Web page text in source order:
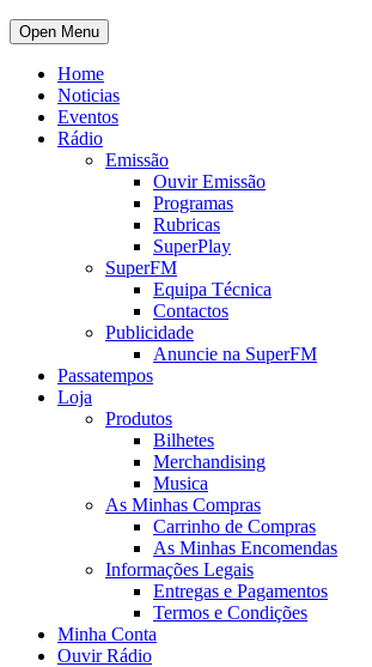
Open Menu
Home
Noticias
Eventos
Rádio
Emissão
Ouvir Emissão
Programas
Rubricas
SuperPlay
SuperFM
Equipa Técnica
Contactos
Publicidade
Anuncie na SuperFM
Passatempos
Loja
Produtos
Bilhetes
Merchandising
Musica
As Minhas Compras
Carrinho de Compras
As Minhas Encomendas
Informações Legais
Entregas e Pagamentos
Termos e Condições
Minha Conta
Ouvir Rádio